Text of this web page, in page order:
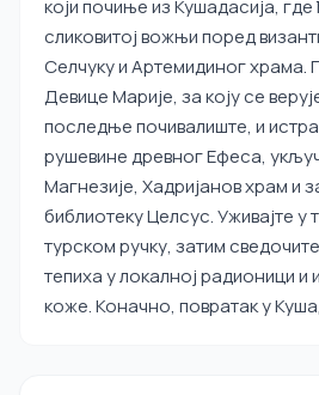
који почиње из Кушадасија, где
сликовитој вожњи поред
Селчуку и Артемидиног храма.
Девице Марије, за коју се
последње почивалиште, и
рушевине древног Ефеса,
Магнезије, Хадријанов храм и
библиотеку Целсус. Уживајте
турском ручку, затим
тепиха у локалној радионици
коже. Коначно, повратак у